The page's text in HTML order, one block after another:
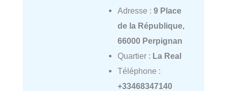
Adresse : 9 Place
de la République,
66000 Perpignan
Quartier : La Real
Téléphone :
+33468347140